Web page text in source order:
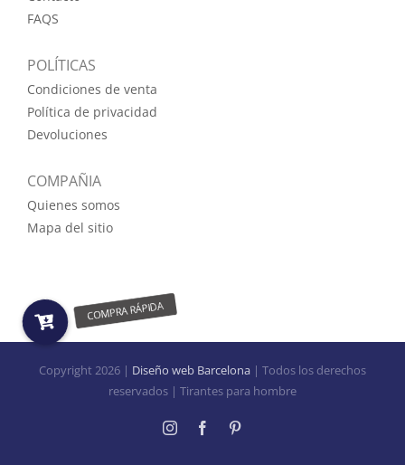
FAQS
POLÍTICAS
Condiciones de venta
Política de privacidad
Devoluciones
COMPAÑIA
Quienes somos
Mapa del sitio
Copyright 2026 | Diseño web Barcelona | Todos los derechos
reservados | Tirantes para hombre
InstagramFacebook